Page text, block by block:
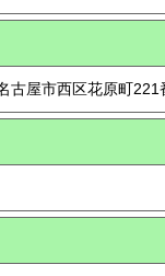
屋市西区花原町221